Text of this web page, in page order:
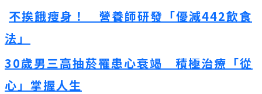
不挨餓瘦身！ 營養師研發「優減442飲食
法」
30歲男三高抽菸罹患心衰竭 積極治療「從
心」掌握人生